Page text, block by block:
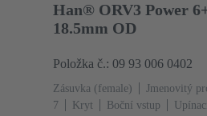
Han® ORV3 Power
18.5mm OD
Položka č.: 09 93 006 0402
Zásuvka (female) Jmenovitý
7
Kryt Boční vstup